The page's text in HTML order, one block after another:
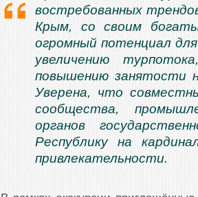
востребованных
Крым, со своим
огромный потенциал
увеличению
повышению занятости
Уверена, что
сообщества,
органов
Республику на
привлекательности.